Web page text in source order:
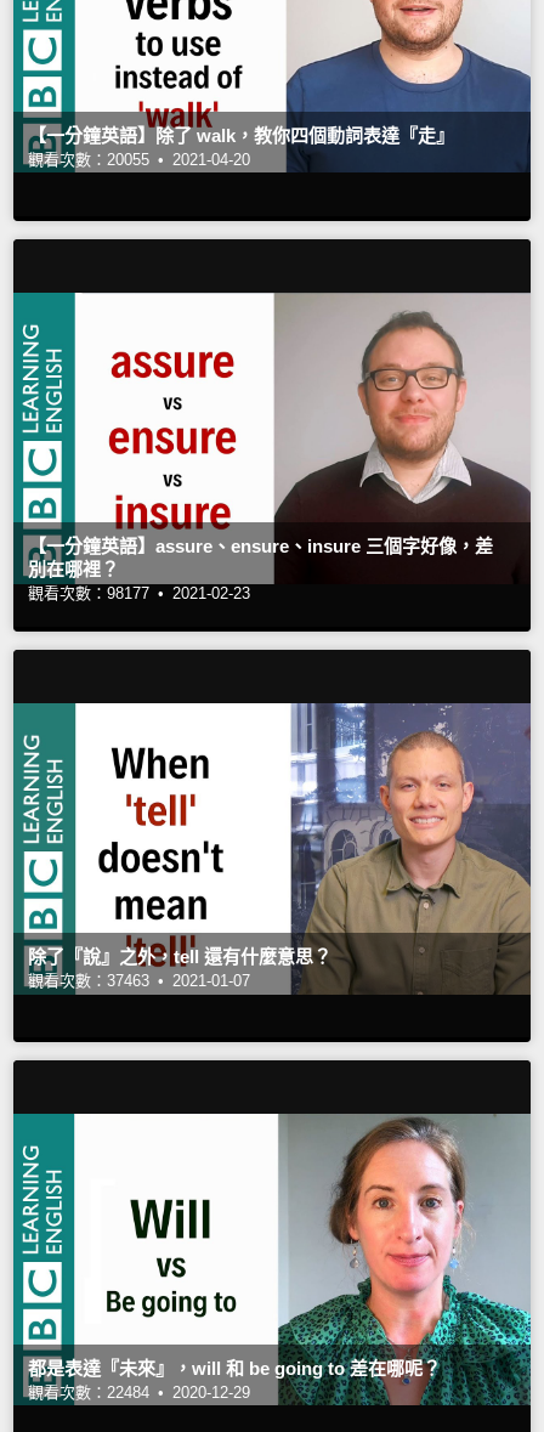
【一分鐘英語】除了 walk，教你四個動詞表達『走』
觀看次數：20055 • 2021-04-20
【一分鐘英語】assure、ensure、insure 三個字好像，差
別在哪裡？
觀看次數：98177 • 2021-02-23
除了『說』之外，tell 還有什麼意思？
觀看次數：37463 • 2021-01-07
都是表達『未來』，will 和 be going to 差在哪呢？
觀看次數：22484 • 2020-12-29